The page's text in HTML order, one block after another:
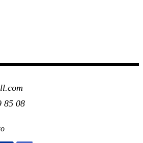
85 08